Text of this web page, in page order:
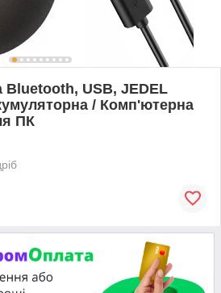
USB, JEDEL
/ Комп'ютерна
ПК